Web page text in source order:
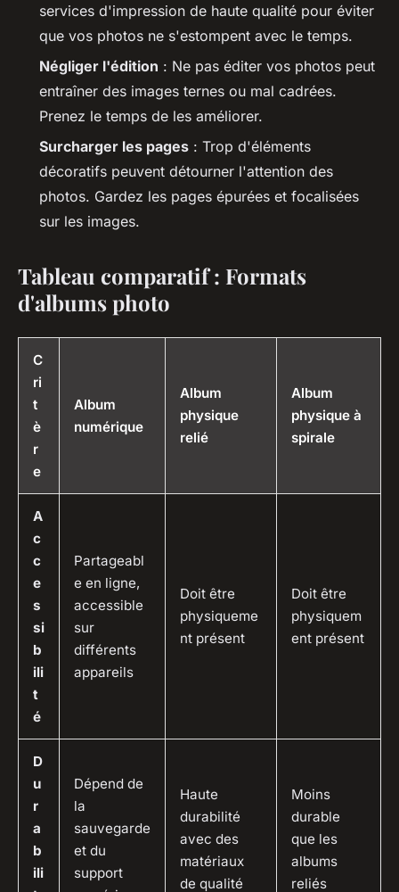
services d'impression de haute qualité pour éviter
que vos photos ne s'estompent avec le temps.
Négliger l'édition : Ne pas éditer vos photos peut
entraîner des images ternes ou mal cadrées.
Prenez le temps de les améliorer.
Surcharger les pages : Trop d'éléments
décoratifs peuvent détourner l'attention des
photos. Gardez les pages épurées et focalisées
sur les images.
Tableau comparatif : Formats
d'albums photo
C
ri
t
è
r
e
Album
numérique
Album
physique
relié
Album
physique à
spirale
A
c
c
e
s
si
b
ili
t
é
Partageabl
e en ligne,
accessible
sur
différents
appareils
Doit être
physiqueme
nt présent
Doit être
physiquem
ent présent
D
u
r
a
b
ili
Dépend de
la
sauvegarde
et du
support
Haute
durabilité
avec des
matériaux
de qualité
Moins
durable
que les
albums
reliés